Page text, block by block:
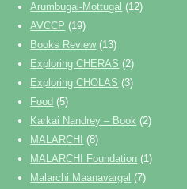
Arumbugal-Mottugal (12)
AVCCP (19)
Books Review(13)
Exploring CHERAS (2)
Exploring CHOLAS (3)
Food (5)
Karkai Nandrey – Book (2)
MALARCHI
(8)
MALARCHI Foundation (1)
Malarchi Maanavargal (7)